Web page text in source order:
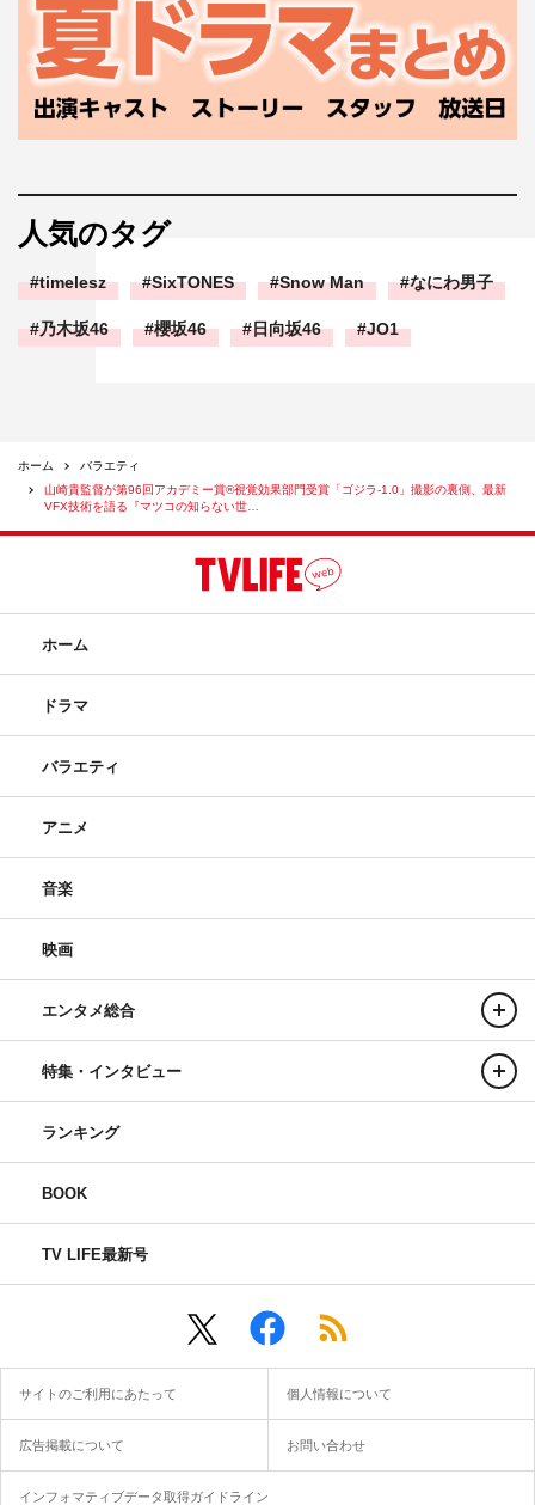
人気のタグ
timelesz SixTONES Snow Man なにわ男子
乃木坂46 櫻坂46 日向坂46 JO1
ホーム
バラエティ
山崎貴監督が第96回アカデミー賞®視覚効果部門受賞「ゴジラ-1.0」撮影の裏側、最新
VFX技術を語る『マツコの知らない世…
ホーム
ドラマ
バラエティ
アニメ
音楽
映画
エンタメ総合
特集・インタビュー
ランキング
BOOK
TV LIFE最新号
サイトのご利用にあたって 個人情報について
広告掲載について お問い合わせ
インフォマティブデータ取得ガイドライン